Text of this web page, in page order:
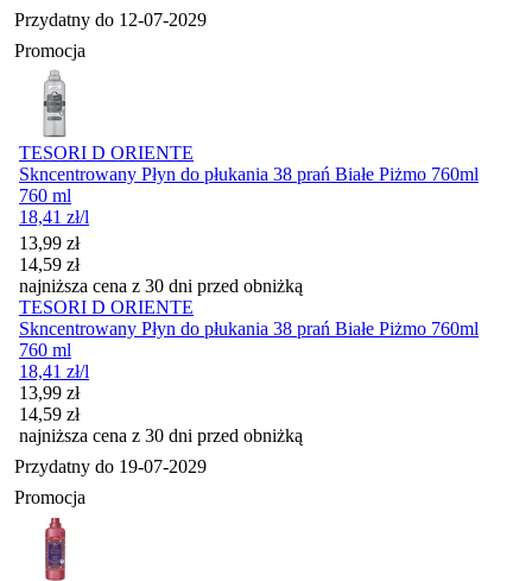
Przydatny do 12-07-2029
Promocja
TESORI D ORIENTE
Skncentrowany Płyn do płukania 38 prań Białe Piżmo 760ml
760 ml
18,41 zł/l
Cena promocyjna
13,99 zł
14,59 zł
najniższa cena z 30 dni przed obniżką
TESORI D ORIENTE
Skncentrowany Płyn do płukania 38 prań Białe Piżmo 760ml
760 ml
18,41 zł/l
Cena promocyjna
13,99 zł
14,59 zł
najniższa cena z 30 dni przed obniżką
Przydatny do 19-07-2029
Promocja